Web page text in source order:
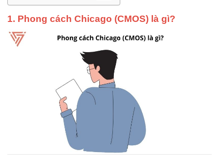
1. Phong cách Chicago (CMOS) là gì?